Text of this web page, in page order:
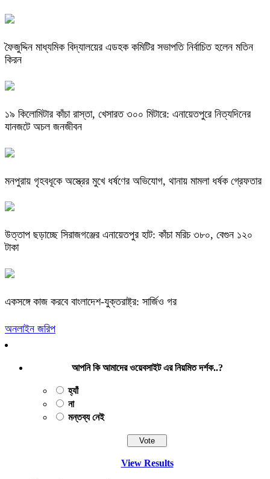
ফৈজুদ্দিন মাধ্যমিক বিদ্যালয়ের এডহক কমিটির সভাপতি নির্বাচিত হলেন মতিন
কিরন
​১৯ কিলোমিটার কাঁচা রাস্তা, খেসারত ৩০০ মিটারে: এনায়েতপুরে নিত্যদিনের
যানজটে অচল জনজীবন
মনপুরায় গৃহবধূকে অস্ত্রের মুখে ধর্ষণের অভিযোগ, থানায় মামলা ধর্ষক গ্রেফতার
উত্তাপ ছড়াচ্ছে সিরাজগঞ্জের এনায়েতপুর হাট: কাঁচা মরিচ ৩৮০, বেগুন ১২০
টাকা
একসঙ্গে কাজ করবে বাংলাদেশ-যুক্তরাষ্ট্র: সার্জিও গর
অনলাইন জরিপ
আপনি কি আমাদের ওয়েবসাইট এর নিয়মিত দর্শক..?
হ্যাঁ
না
মন্তব্য নেই
View Results